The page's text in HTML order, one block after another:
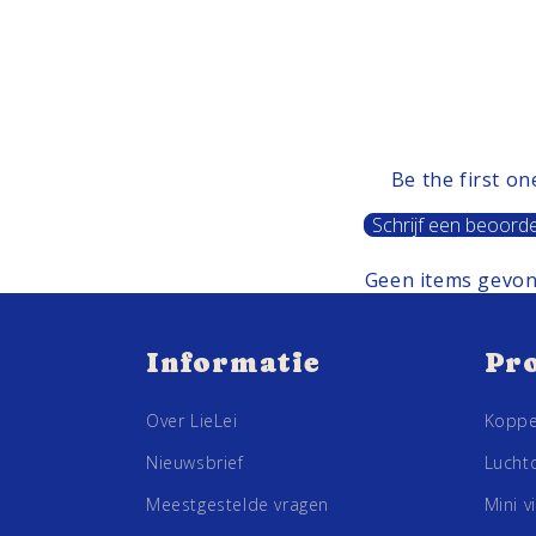
Be the first
Schrijf een
Geen items
Informatie
Over LieLei
Nieuwsbrief
Meestgestelde vragen
Mini